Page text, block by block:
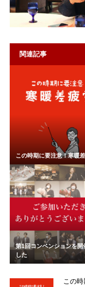
関連記事
この時期に要注意！寒暖
第1回コンベンションを開
した
この